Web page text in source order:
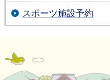
スポーツ施設予約